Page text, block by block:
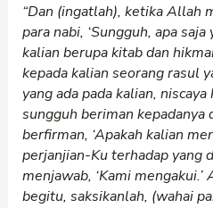
“Dan (ingatlah), ketika Allah
para nabi, ‘Sungguh, apa
kalian berupa kitab dan
kepada kalian seorang rasul
yang ada pada kalian,
sungguh beriman kepadanya
berfirman, ‘Apakah kalian
perjanjian-Ku terhadap yang
menjawab, ‘Kami
begitu, saksikanlah, (wahai